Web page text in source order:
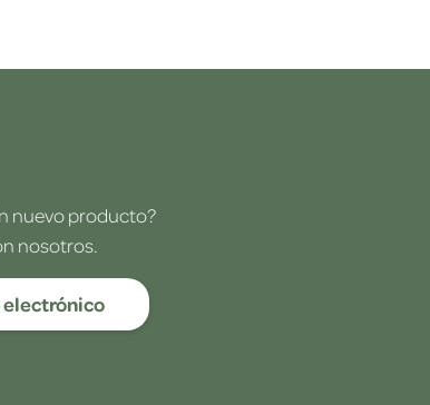
nuevo producto?
nosotros.
electrónico